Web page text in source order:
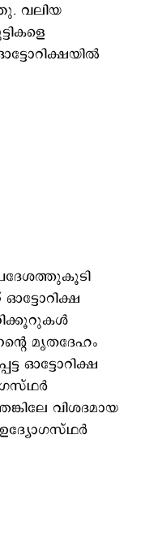
വലിയ
മൃതദേഹം
ഓട്ടോറിക്ഷ
വിശദമായ